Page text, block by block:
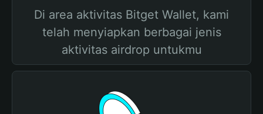
Di area aktivitas Bitget Wallet, kami
telah menyiapkan berbagai jenis
aktivitas airdrop untukmu